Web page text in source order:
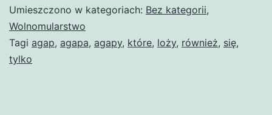
Umieszczono w kategoriach: Bez kategorii,
Wolnomularstwo
Tagi agap, agapa, agapy, które, loży, również, się,
tylko